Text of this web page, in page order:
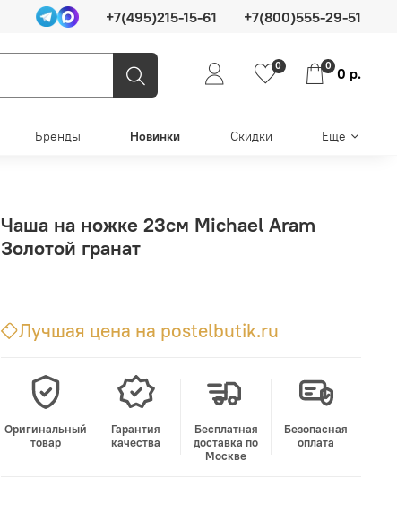
+7(495)215-15-61 +7(800)555-29-51
0 0 0 р.
Бренды Новинки Скидки Еще
Чаша на ножке 23см Michael Aram
Золотой гранат
Лучшая цена на postelbutik.ru
Оригинальный
товар
Гарантия
качества
Бесплатная
доставка по
Москве
Безопасная
оплата